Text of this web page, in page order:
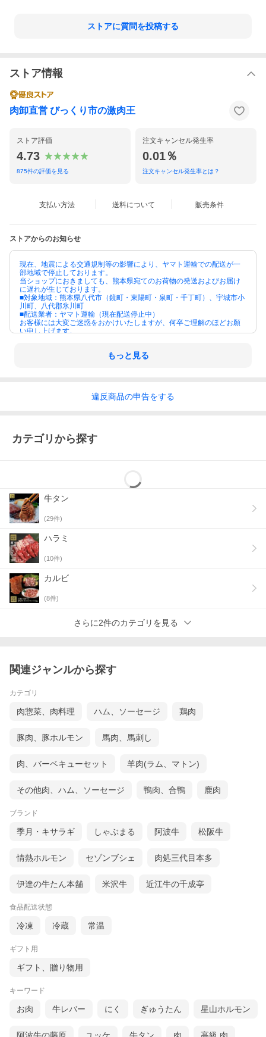
商
塩味厚切り牛タン（軟化加工）５００ｇ×２
ストアに質問を投稿する
ストア情報
肉卸直営 びっくり市の激肉王
ストア評価
4.73
875件の評価を見る
注文キャンセル発生率
0.01％
注文キャンセル発生率とは？
支払い方法 送料について 販売条件
ストアからのお知らせ
現在、地震による交通規制等の影響により、ヤマト運輸での配送が一
部地域で停止しております。
当ショップにおきましても、熊本県宛てのお荷物の発送およびお届け
に遅れが生じております。
■対象地域：熊本県八代市（鏡町・東陽町・泉町・千丁町）、宇城市小
川町、八代郡氷川町
■配送業者：ヤマト運輸（現在配送停止中）
お客様には大変ご迷惑をおかけいたしますが、何卒ご理解のほどお願
い申し上げます。
もっと見る
違反商品の申告をする
カテゴリから探す
牛タン
(29件)
ハラミ
(10件)
カルビ
(8件)
さらに2件のカテゴリを見る
関連ジャンルから探す
カテゴリ
肉惣菜、肉料理 ハム、ソーセージ 鶏肉
豚肉、豚ホルモン 馬肉、馬刺し
肉、バーベキューセット 羊肉(ラム、マトン)
その他肉、ハム、ソーセージ 鴨肉、合鴨 鹿肉
ブランド
季月・キサラギ しゃぶまる 阿波牛 松阪牛
情熱ホルモン セゾンブシェ 肉処三代目本多
伊達の牛たん本舗 米沢牛 近江牛の千成亭
食品配送状態
冷凍 冷蔵 常温
ギフト用
ギフト、贈り物用
キーワード
お肉 牛レバー にく ぎゅうたん 星山ホルモン